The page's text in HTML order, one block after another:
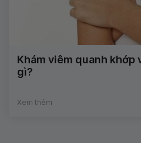
Khám viêm quanh khớp
gì?
Xem thêm